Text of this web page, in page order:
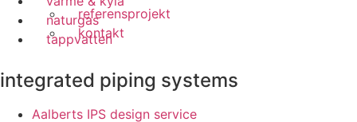
referensprojekt
kontakt
naturgas
tappvatten
integrated piping systems
Aalberts IPS design service